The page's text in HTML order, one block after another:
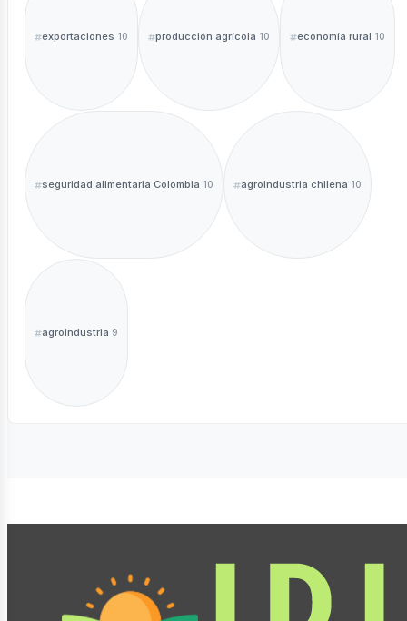
exportaciones 10 producción agrícola 10 economía rural 10
seguridad alimentaria Colombia 10 agroindustria chilena 10
agroindustria 9